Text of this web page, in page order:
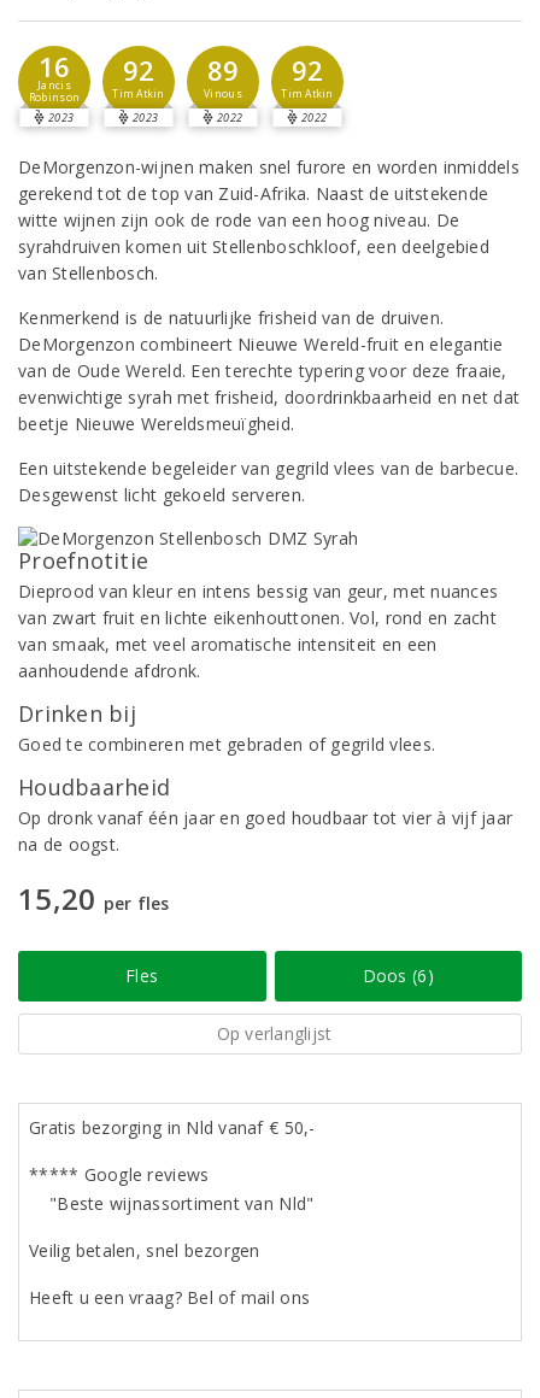
16
Jancis
Robinson
2023
92
Tim Atkin
2023
89
Vinous
2022
92
Tim Atkin
2022
DeMorgenzon-wijnen maken snel furore en worden inmiddels
gerekend tot de top van Zuid-Afrika. Naast de uitstekende
witte wijnen zijn ook de rode van een hoog niveau. De
syrahdruiven komen uit Stellenboschkloof, een deelgebied
van Stellenbosch.
Kenmerkend is de natuurlijke frisheid van de druiven.
DeMorgenzon combineert Nieuwe Wereld-fruit en elegantie
van de Oude Wereld. Een terechte typering voor deze fraaie,
evenwichtige syrah met frisheid, doordrinkbaarheid en net dat
beetje Nieuwe Wereldsmeuïgheid.
Een uitstekende begeleider van gegrild vlees van de barbecue.
Desgewenst licht gekoeld serveren.
Proefnotitie
Dieprood van kleur en intens bessig van geur, met nuances
van zwart fruit en lichte eikenhouttonen. Vol, rond en zacht
van smaak, met veel aromatische intensiteit en een
aanhoudende afdronk.
Drinken bij
Goed te combineren met gebraden of gegrild vlees.
Houdbaarheid
Op dronk vanaf één jaar en goed houdbaar tot vier à vijf jaar
na de oogst.
15,20 per fles
Fles Doos (6)
Op verlanglijst
Gratis bezorging in Nld vanaf € 50,-
***** Google reviews
"Beste wijnassortiment van Nld"
Veilig betalen, snel bezorgen
Heeft u een vraag? Bel of mail ons